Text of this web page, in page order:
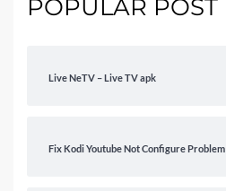
POPULAR POST
Live NeTV – Live TV apk
Fix Kodi Youtube Not Configure Problem